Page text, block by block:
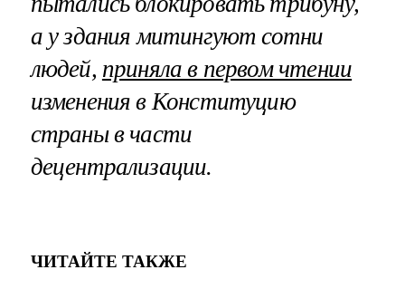
а у здания митингуют сотни
людей, приняла в первом чтении
изменения в Конституцию
страны в части
децентрализации.
ЧИТАЙТЕ ТАКЖЕ